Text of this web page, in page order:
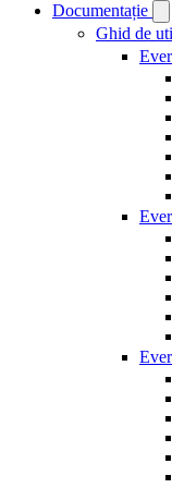
Documentație
Ghid de